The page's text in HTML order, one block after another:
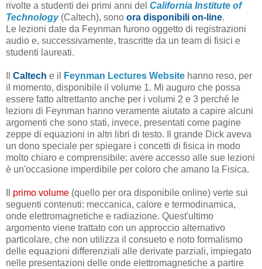
rivolte a studenti dei primi anni del California Institute of
Technology(Caltech), sono ora disponibili on-line.
Le lezioni date da Feynman furono oggetto di registrazioni
audio e, successivamente, trascritte da un team di fisici e
studenti laureati.
Caltech e il Feynman Lectures Website hanno reso, per
il momento, disponibile il volume 1. Mi auguro che possa
essere fatto altrettanto anche per i volumi 2 e 3 perché le
lezioni di Feynman hanno veramente aiutato a capire alcuni
argomenti che sono stati, invece, presentati come pagine
zeppe di equazioni in altri libri di testo. Il grande Dick aveva
un dono speciale per spiegare i concetti di fisica in modo
molto chiaro e comprensibile: avere accesso alle sue lezioni
è un'occasione imperdibile per coloro che amano la Fisica.
primo volume (quello per ora disponibile online) verte sui
seguenti contenuti: meccanica, calore e termodinamica,
onde elettromagnetiche e radiazione. Quest'ultimo
argomento viene trattato con un approccio alternativo
particolare, che non utilizza il consueto e noto formalismo
delle equazioni differenziali alle derivate parziali, impiegato
nelle presentazioni delle onde elettromagnetiche a partire